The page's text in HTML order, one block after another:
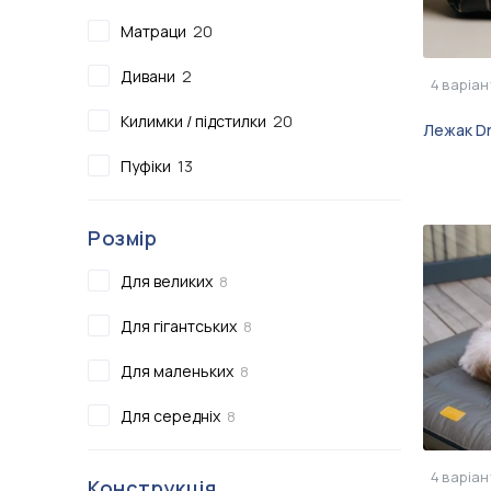
Сертифікати
Показати всі
Матраци 20
Дивани 2
Килимки / підстилки 20
Пуфіки 13
Розмір
Для великих 8
Для гігантських 8
Для маленьких 8
Для середніх 8
4
Лежак
4